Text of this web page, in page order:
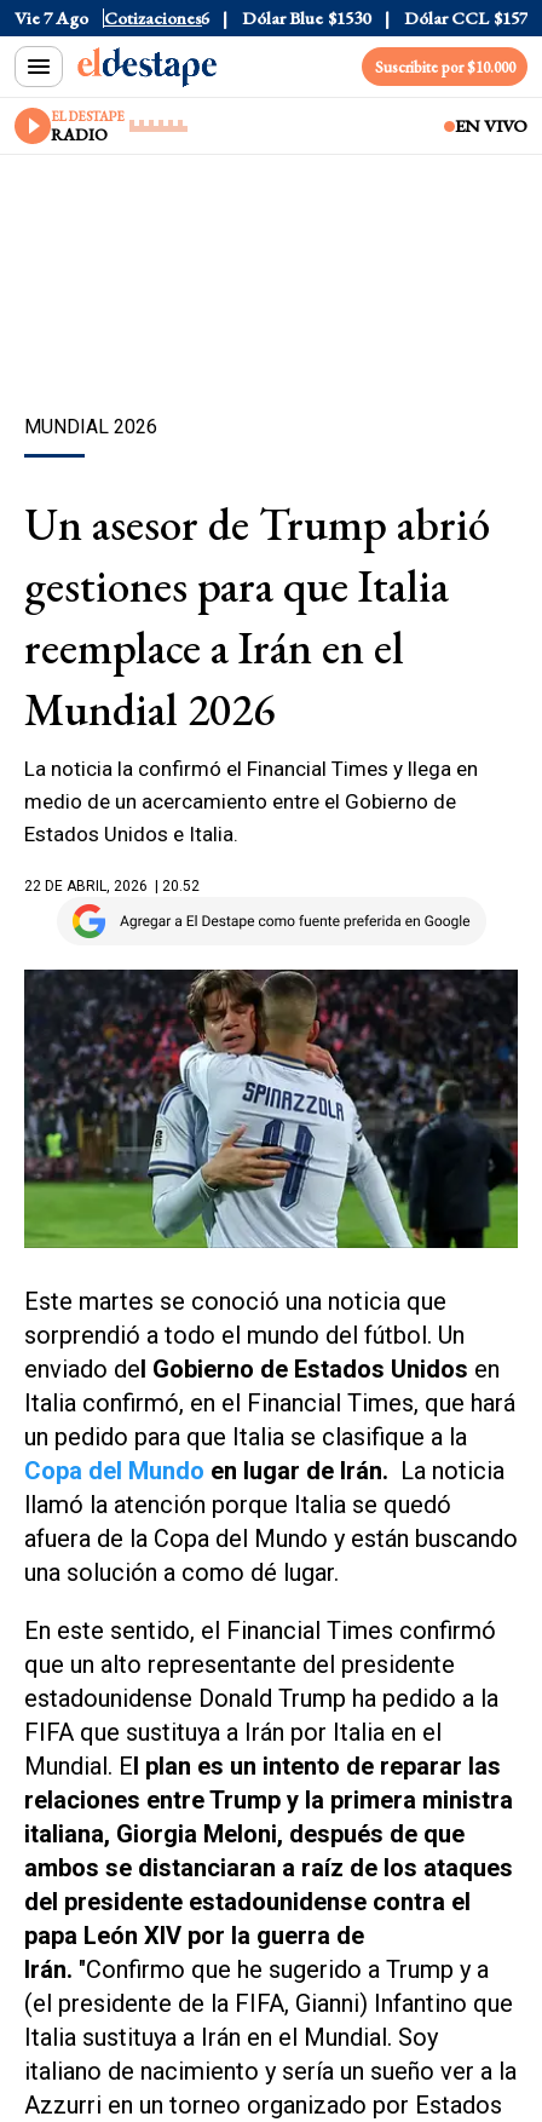
Vie 7 Ago Cotizaciones
Dólar Tarjeta $1976 Dólar Blue $1530 Dólar CCL $1577.3
Suscribite por $10.000
EL DESTAPE
RADIO EN VIVO
MUNDIAL 2026
Un asesor de Trump abrió
gestiones para que Italia
reemplace a Irán en el
Mundial 2026
La noticia la confirmó el Financial Times y llega en
medio de un acercamiento entre el Gobierno de
Estados Unidos e Italia.
22 DE ABRIL, 2026 | 20.52
Este martes se conoció una noticia que
sorprendió a todo el mundo del fútbol. Un
enviado del Gobierno de Estados Unidos en
Italia confirmó, en el Financial Times, que hará
un pedido para que Italia se clasifique a la
Copa del Mundo en lugar de Irán. La noticia
llamó la atención porque Italia se quedó
afuera de la Copa del Mundo y están buscando
una solución a como dé lugar.
En este sentido, el Financial Times confirmó
que un ​alto representante del presidente
estadounidense Donald Trump ha pedido a la
FIFA que ‌sustituya a Irán ‌por Italia en el
Mundial. El plan es un intento de reparar las
relaciones entre Trump y la primera ministra
italiana, Giorgia Meloni, después de que
ambos se distanciaran a raíz de ​los ataques
⁠del presidente estadounidense contra el
papa León ‌XIV por la guerra de
Irán. "Confirmo que he sugerido a Trump y a
(el presidente de la ⁠FIFA, Gianni) Infantino que
Italia sustituya ​a Irán en el Mundial. Soy
‌italiano de nacimiento y ‌sería un sueño ver a la
Azzurri ⁠en un torneo organizado por Estados